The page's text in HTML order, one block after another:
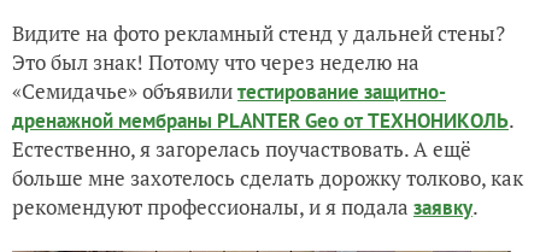
Видите на фото рекламный стенд у дальней стены?
Это был знак! Потому что через неделю на
«Семидачье» объявилитестирование защитно-
дренажной мембраны PLANTER Geo от ТЕХНОНИКОЛЬ.
Естественно, я загорелась поучаствовать. А ещё
больше мне захотелось сделать дорожку толково, как
рекомендуют профессионалы, и я подала заявку.